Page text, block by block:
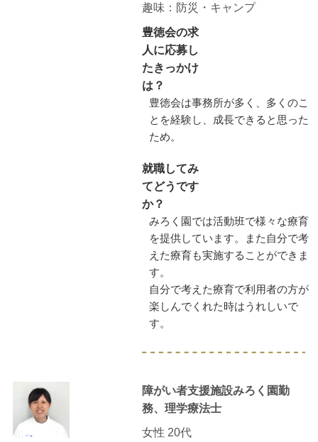
趣味：防災・キャンプ
豊徳会の求
人に応募し
たきっかけ
は？
豊徳会は事務所が多く、多くのこ
とを経験し、成長できると思った
ため。
就職してみ
てどうです
か？
みろく園では活動班で様々な療育
を提供しています。また自分で考
えた療育も実施することができま
す。
自分で考えた療育で利用者の方が
楽しんでくれた時はうれしいで
す。
障がい者支援施設みろく園勤
務、理学療法士
女性 20代